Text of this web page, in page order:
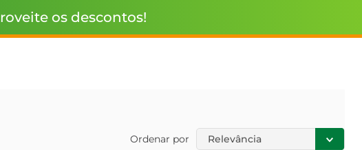
os descontos!
Ordenar por Relevância